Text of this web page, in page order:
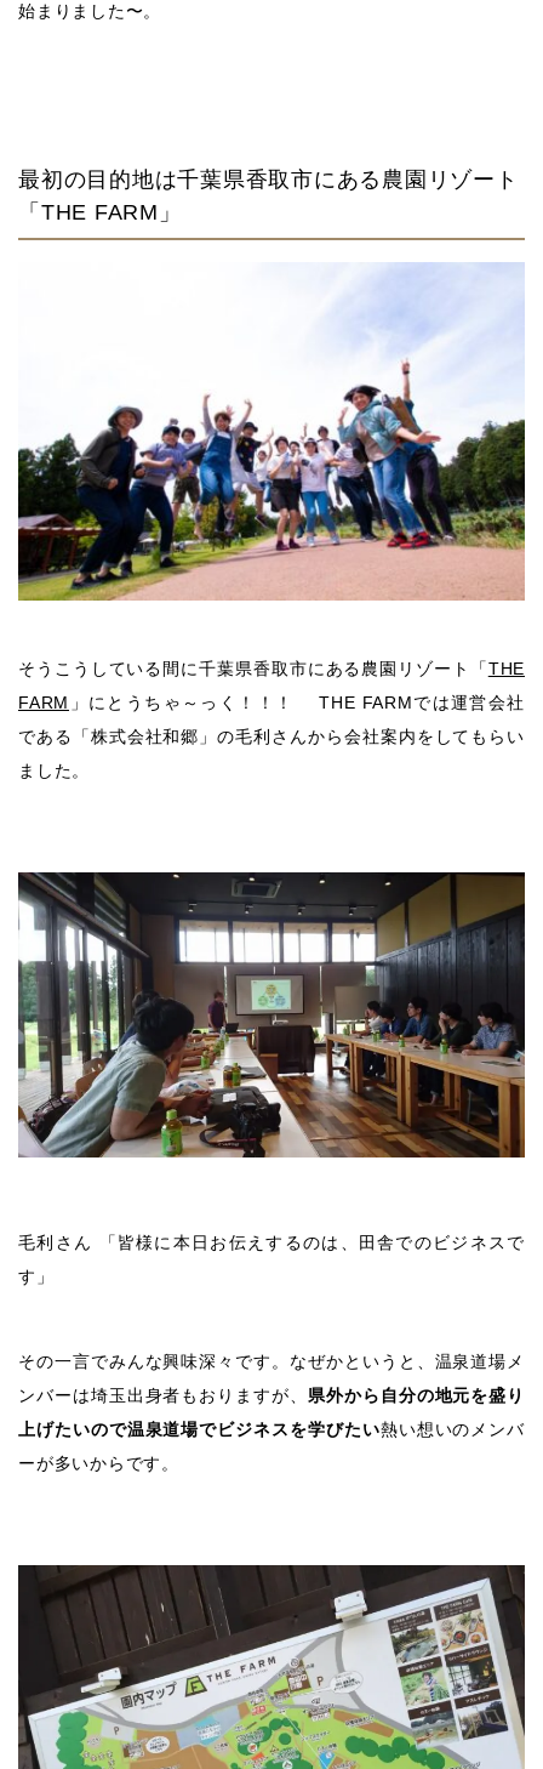
始まりました〜。
最初の目的地は千葉県香取市にある農園リゾート
「THE FARM」
そうこうしている間に千葉県香取市にある農園リゾート「THE
FARM 」にとうちゃ～っく！！！ THE FARMでは運営会社
である「株式会社和郷」の毛利さんから会社案内をしてもらい
ました。
毛利さん 「皆様に本日お伝えするのは、田舎でのビジネスで
す」
その一言でみんな興味深々です。なぜかというと、温泉道場メ
ンバーは埼玉出身者もおりますが、 県外から自分の地元を盛り
上げたいので温泉道場でビジネスを学びたい熱い想いのメンバ
ーが多いからです。